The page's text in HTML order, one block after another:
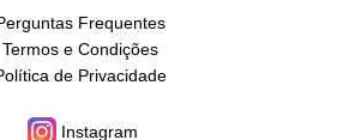
Frequentes
Termos e Condições
de Privacidade
Instagram